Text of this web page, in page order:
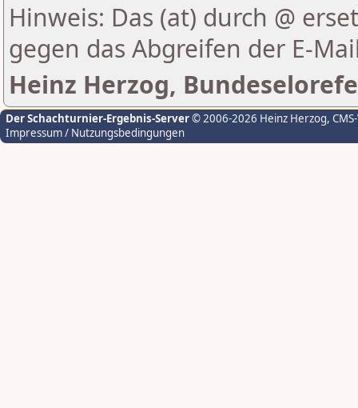
Hinweis: Das (at) durch @
gegen das Abgreifen der E-
Heinz Herzog,
Der Schachturnier-Ergebnis-Server© 2006-2026 Heinz Herzog,
Impressum / Nutzungsbedingungen